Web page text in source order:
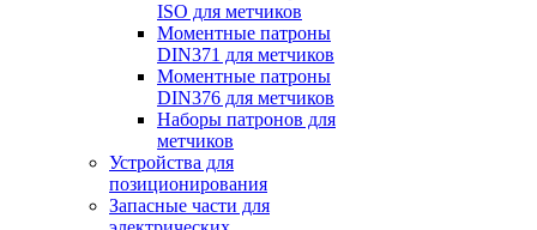
ISO для метчиков
Моментные патроны
DIN371 для метчиков
Моментные патроны
DIN376 для метчиков
Наборы патронов для
метчиков
Устройства для
позиционирования
Запасные части для